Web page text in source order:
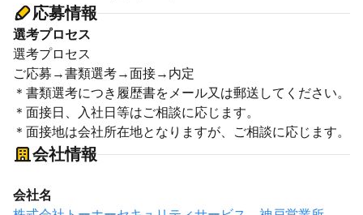
応募情報
選考プロセス
選考プロセス
ご応募→書類選考→面接→内定
＊書類選考につき履歴書をメール又は郵送してください。
＊面接日、入社日等はご相談に応じます。
＊面接地は会社所在地となりますが、ご相談に応じます。
会社情報
会社名